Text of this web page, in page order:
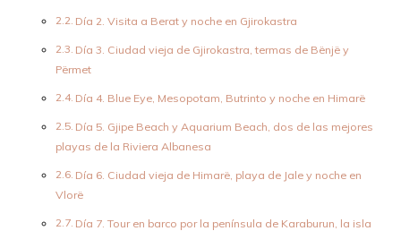
Día 2. Visita a Berat y noche en Gjirokastra
Día 3. Ciudad vieja de Gjirokastra, termas de Bënjë y
Përmet
Día 4. Blue Eye, Mesopotam, Butrinto y noche en Himarë
Día 5. Gjipe Beach y Aquarium Beach, dos de las mejores
playas de la Riviera Albanesa
Día 6. Ciudad vieja de Himarë, playa de Jale y noche en
Vlorë
Día 7. Tour en barco por la península de Karaburun, la isla